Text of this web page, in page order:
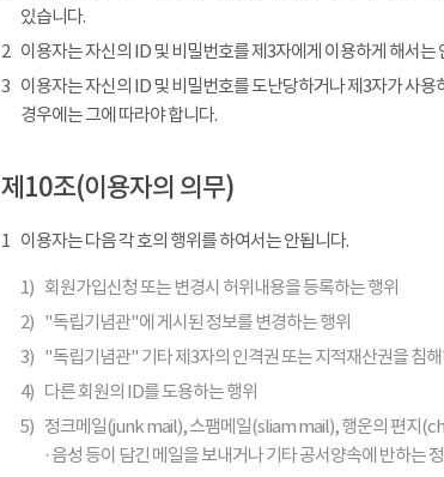
있습니다.
2 이용자는 자신의 ID 및 비밀번호를 제3자에게 이용하게 해서는
3 이용자는 자신의 ID 및 비밀번호를 도난당하거나 제3자가 사
경우에는 그에 따라야 합니다.
제10조(이용자의 의무)
1 이용자는 다음 각 호의 행위를 하여서는 안됩니다.
1) 회원가입신청 또는 변경시 허위내용을 등록하는 행위
2) "독립기념관"에 게시된 정보를 변경하는 행위
3) "독립기념관" 기타 제3자의 인격권 또는 지적재산권을 침
4) 다른 회원의 ID를 도용하는 행위
5) 정크메일(junk mail), 스팸메일(sliam mail), 행운의 편지
· 음성 등이 담긴 메일을 보내거나 기타 공서양속에 반하는